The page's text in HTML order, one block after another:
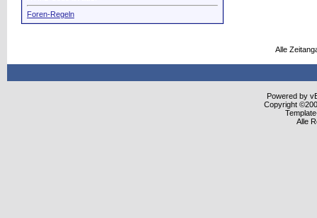
Foren-Regeln
Alle
Powered by
Copyright
Alle